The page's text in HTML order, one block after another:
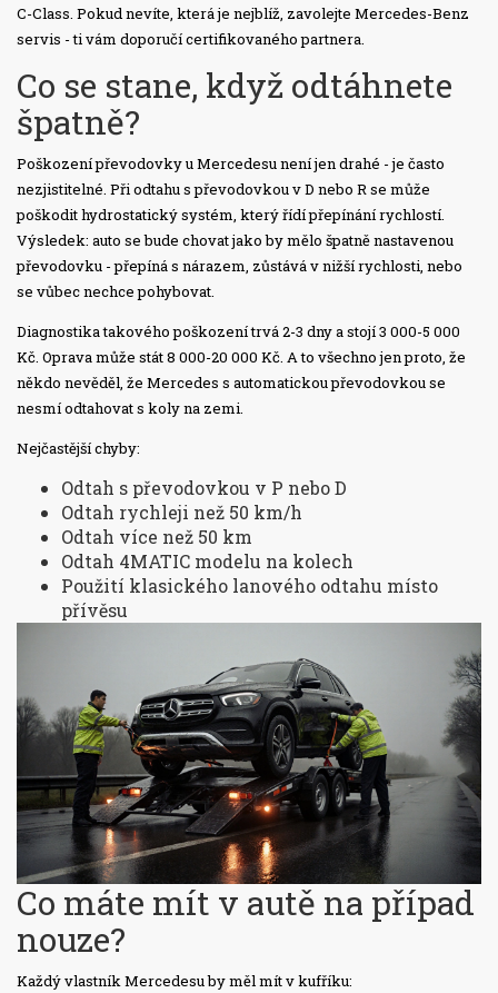
C-Class. Pokud nevíte, která je nejblíž, zavolejte Mercedes-Benz
servis - ti vám doporučí certifikovaného partnera.
Co se stane, když odtáhnete
špatně?
Poškození převodovky u Mercedesu není jen drahé - je často
nezjistitelné. Při odtahu s převodovkou v D nebo R se může
poškodit hydrostatický systém, který řídí přepínání rychlostí.
Výsledek: auto se bude chovat jako by mělo špatně nastavenou
převodovku - přepíná s nárazem, zůstává v nižší rychlosti, nebo
se vůbec nechce pohybovat.
Diagnostika takového poškození trvá 2-3 dny a stojí 3 000-5 000
Kč. Oprava může stát 8 000-20 000 Kč. A to všechno jen proto, že
někdo nevěděl, že Mercedes s automatickou převodovkou se
nesmí odtahovat s koly na zemi.
Nejčastější chyby:
Odtah s převodovkou v P nebo D
Odtah rychleji než 50 km/h
Odtah více než 50 km
Odtah 4MATIC modelu na kolech
Použití klasického lanového odtahu místo
přívěsu
Co máte mít v autě na případ
nouze?
Každý vlastník Mercedesu by měl mít v kufříku: